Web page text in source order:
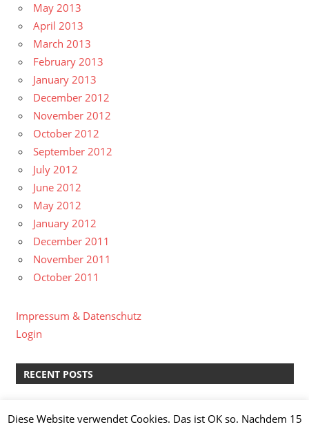
May 2013
April 2013
March 2013
February 2013
January 2013
December 2012
November 2012
October 2012
September 2012
July 2012
June 2012
May 2012
January 2012
December 2011
November 2011
October 2011
Impressum & Datenschutz
Login
RECENT POSTS
Diese Website verwendet Cookies. Das ist OK so. Nachdem 15